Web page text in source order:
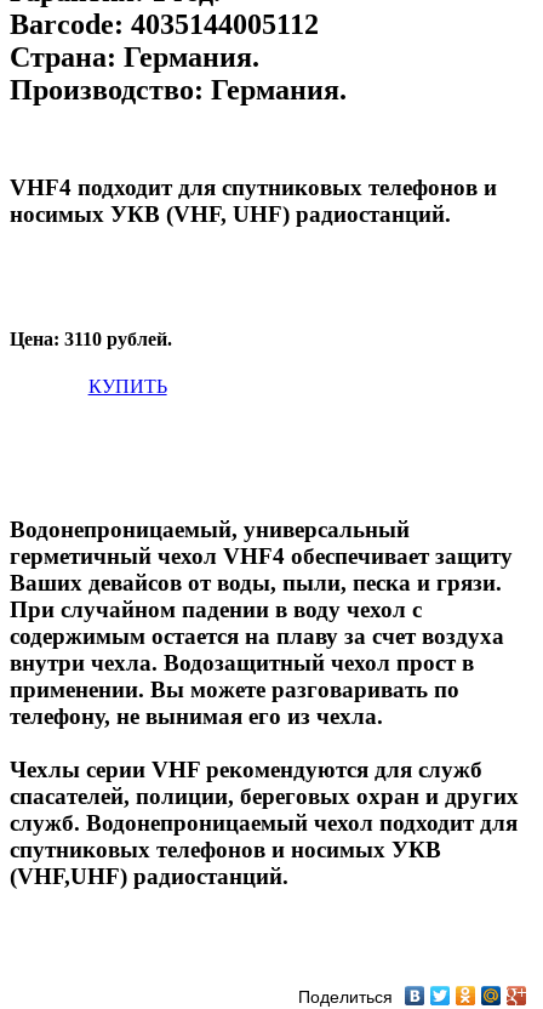
Barcode: 4035144005112
Страна: Германия.
Производство: Германия.
VHF4 подходит для спутниковых телефонов и
носимых УКВ (VHF, UHF) радиостанций.
Цена: 3110 рублей.
КУПИТЬ
Водонепроницаемый, универсальный
герметичный чехол VHF4 обеспечивает защиту
Ваших девайсов от воды, пыли, песка и грязи.
При случайном падении в воду чехол с
содержимым остается на плаву за счет воздуха
внутри чехла. Водозащитный чехол прост в
применении. Вы можете разговаривать по
телефону, не вынимая его из чехла.
Чехлы серии VHF рекомендуются для служб
спасателей, полиции, береговых охран и других
служб. Водонепроницаемый чехол подходит для
спутниковых телефонов и носимых УКВ
(VHF,UHF) радиостанций.
Поделиться